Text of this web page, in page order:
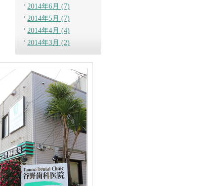
2014年6月 (7)
2014年5月 (7)
2014年4月 (4)
2014年3月 (2)